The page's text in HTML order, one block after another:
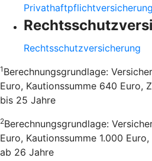
Privathaftpflichtversicherung
Rechtsschutzversicherung
1 Berechnungsgrundlage:
Euro, Kautionssumme 640 Euro,
bis 25 Jahre
2Berechnungsgrundlage:
Euro, Kautionssumme 1.000
ab 26 Jahre